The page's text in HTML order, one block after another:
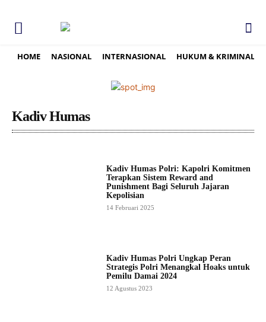
HOME NASIONAL INTERNASIONAL HUKUM & KRIMINAL
Kadiv Humas
Kadiv Humas Polri: Kapolri Komitmen
Terapkan Sistem Reward and
Punishment Bagi Seluruh Jajaran
Kepolisian
14 Februari 2025
Kadiv Humas Polri Ungkap Peran
Strategis Polri Menangkal Hoaks untuk
Pemilu Damai 2024
12 Agustus 2023